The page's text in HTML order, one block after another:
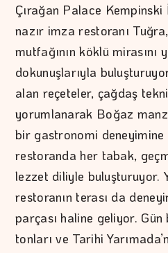
Çırağan Palace Kempinski
nazır imza restoranı
mutfağının köklü mirasını
dokunuşlarıyla
alan reçeteler, çağdaş
yorumlanarak Boğaz
bir gastronomi deneyimine
restoranda her tabak,
lezzet diliyle buluşturuyor.
restoranın terası da
parçası haline geliyor. Gün
tonları ve Tarihi